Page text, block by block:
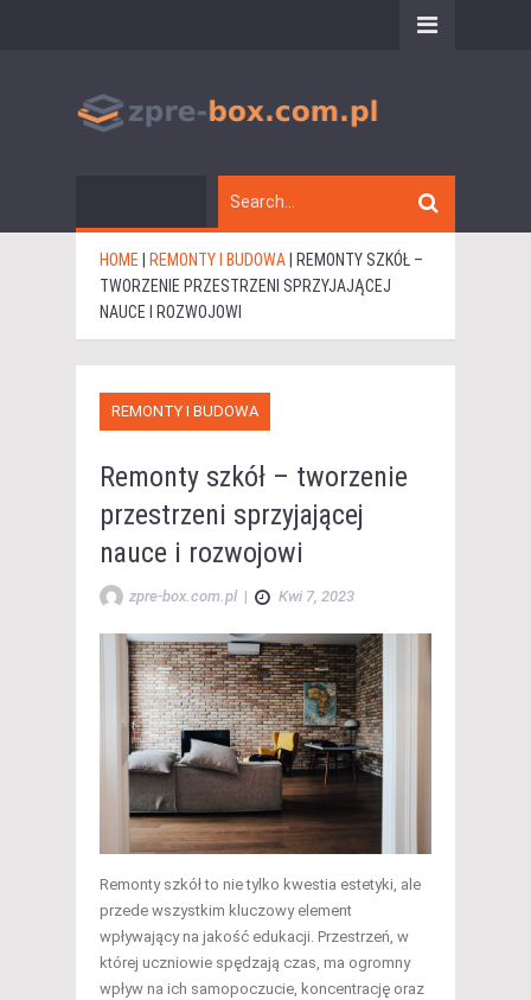
HOME REMONTY I BUDOWA
REMONTY SZKÓŁ –
TWORZENIE PRZESTRZENI SPRZYJAJĄCEJ
NAUCE I ROZWOJOWI
REMONTY I BUDOWA
Remonty szkół – tworzenie
przestrzeni sprzyjającej
nauce i rozwojowi
zpre-box.com.pl | Kwi 7, 2023
Remonty szkół to nie tylko kwestia estetyki, ale
przede wszystkim kluczowy element
wpływający na jakość edukacji. Przestrzeń, w
której uczniowie spędzają czas, ma ogromny
wpływ na ich samopoczucie, koncentrację oraz